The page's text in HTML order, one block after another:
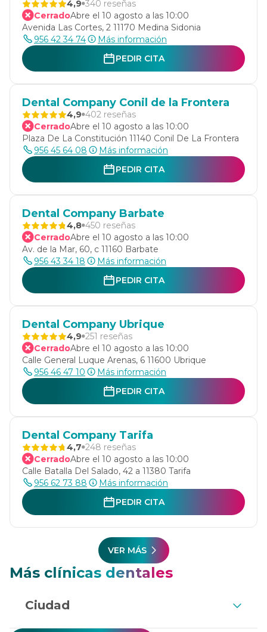
4,9 340 reseñas
CerradoAbre el 10 agosto a las 10:00
Avenida Las Cortes, 2 11170 Medina Sidonia
956 42 34 74
Más información
PEDIR CITA
Dental Company Conil de la Frontera
4,9 402 reseñas
CerradoAbre el 10 agosto a las 10:00
Plaza De La Constitución 11140 Conil De La Frontera
956 45 64 08
Más información
PEDIR CITA
Dental Company Barbate
4,8 450 reseñas
CerradoAbre el 10 agosto a las 10:00
Av. de la Mar, 60, c 11160 Barbate
956 43 34 18
Más información
PEDIR CITA
Dental Company Ubrique
4,9 251 reseñas
CerradoAbre el 10 agosto a las 10:00
Calle General Luque Arenas, 6 11600 Ubrique
956 46 47 10
Más información
PEDIR CITA
Dental Company Tarifa
4,7 248 reseñas
CerradoAbre el 10 agosto a las 10:00
Calle Batalla Del Salado, 42 a 11380 Tarifa
956 62 73 88
Más información
PEDIR CITA
VER MÁS
Más clínicas dentales
Ciudad